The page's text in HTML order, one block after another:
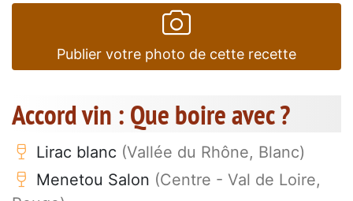
Publier votre photo de cette recette
Accord vin : Que boire avec ?
Lirac blanc (Vallée du Rhône, Blanc)
Menetou Salon (Centre - Val de Loire,